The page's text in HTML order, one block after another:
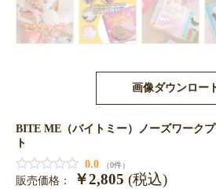
画像ダウンロー
BITE ME（バイトミー）ノーズワーク
ト
0.0
（0件）
販売価格： ￥2,805 (税込)